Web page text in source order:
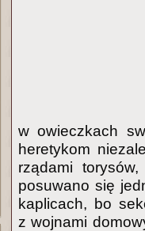
w owieczkach
heretykom
rządami
posuwano się
kaplicach, bo
z wojnami